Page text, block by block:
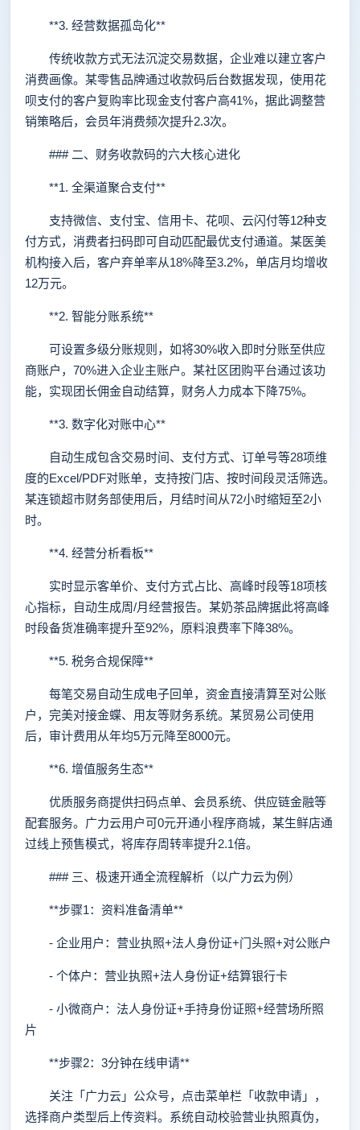
**3. 经营数据孤岛化**
传统收款方式无法沉淀交易数据，企业难以建立客户
消费画像。某零售品牌通过收款码后台数据发现，使用花
呗支付的客户复购率比现金支付客户高41%，据此调整营
销策略后，会员年消费频次提升2.3次。
### 二、财务收款码的六大核心进化
**1. 全渠道聚合支付**
支持微信、支付宝、信用卡、花呗、云闪付等12种支
付方式，消费者扫码即可自动匹配最优支付通道。某医美
机构接入后，客户弃单率从18%降至3.2%，单店月均增收
12万元。
**2. 智能分账系统**
可设置多级分账规则，如将30%收入即时分账至供应
商账户，70%进入企业主账户。某社区团购平台通过该功
能，实现团长佣金自动结算，财务人力成本下降75%。
**3. 数字化对账中心**
自动生成包含交易时间、支付方式、订单号等28项维
度的Excel/PDF对账单，支持按门店、按时间段灵活筛选。
某连锁超市财务部使用后，月结时间从72小时缩短至2小
时。
**4. 经营分析看板**
实时显示客单价、支付方式占比、高峰时段等18项核
心指标，自动生成周/月经营报告。某奶茶品牌据此将高峰
时段备货准确率提升至92%，原料浪费率下降38%。
**5. 税务合规保障**
每笔交易自动生成电子回单，资金直接清算至对公账
户，完美对接金蝶、用友等财务系统。某贸易公司使用
后，审计费用从年均5万元降至8000元。
**6. 增值服务生态**
优质服务商提供扫码点单、会员系统、供应链金融等
配套服务。广力云用户可0元开通小程序商城，某生鲜店通
过线上预售模式，将库存周转率提升2.1倍。
### 三、极速开通全流程解析（以广力云为例）
**步骤1：资料准备清单**
- 企业用户：营业执照+法人身份证+门头照+对公账户
- 个体户：营业执照+法人身份证+结算银行卡
- 小微商户：法人身份证+手持身份证照+经营场所照
片
**步骤2：3分钟在线申请**
关注「广力云」公众号，点击菜单栏「收款申请」，
选择商户类型后上传资料。系统自动校验营业执照真伪，